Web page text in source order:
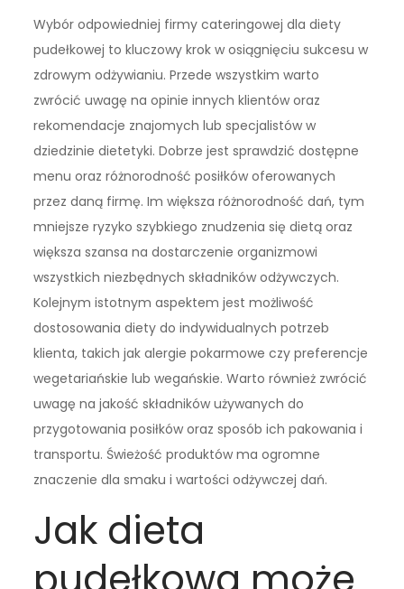
Wybór odpowiedniej firmy cateringowej dla diety
pudełkowej to kluczowy krok w osiągnięciu sukcesu w
zdrowym odżywianiu. Przede wszystkim warto
zwrócić uwagę na opinie innych klientów oraz
rekomendacje znajomych lub specjalistów w
dziedzinie dietetyki. Dobrze jest sprawdzić dostępne
menu oraz różnorodność posiłków oferowanych
przez daną firmę. Im większa różnorodność dań, tym
mniejsze ryzyko szybkiego znudzenia się dietą oraz
większa szansa na dostarczenie organizmowi
wszystkich niezbędnych składników odżywczych.
Kolejnym istotnym aspektem jest możliwość
dostosowania diety do indywidualnych potrzeb
klienta, takich jak alergie pokarmowe czy preferencje
wegetariańskie lub wegańskie. Warto również zwrócić
uwagę na jakość składników używanych do
przygotowania posiłków oraz sposób ich pakowania i
transportu. Świeżość produktów ma ogromne
znaczenie dla smaku i wartości odżywczej dań.
Jak dieta